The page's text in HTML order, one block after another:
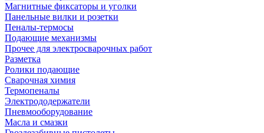
Магнитные фиксаторы и уголки
Панельные вилки и розетки
Пеналы-термосы
Подающие механизмы
Прочее для электросварочных работ
Разметка
Ролики подающие
Сварочная химия
Термопеналы
Электрододержатели
Пневмооборудование
Масла и смазки